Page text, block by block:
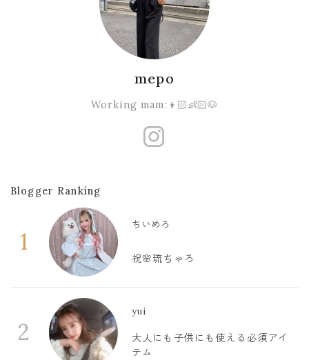
mepo
Working mam:👦🏻👶🏻🐶
Blogger Ranking
1
ちいめろ
祝🌸琉ちゃろ
2
yui
大人にも子供にも使える必須アイ
テム